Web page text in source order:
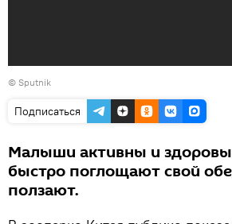
© Sputnik
Подписаться
Малыши активны и здоровы
быстро поглощают свой
ползают.